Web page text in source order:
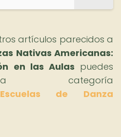
artículos parecidos a
Nativas Americanas:
en las Aulas puedes
categoría
de Danza